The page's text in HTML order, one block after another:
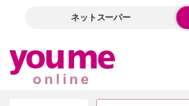
ネットスーパー